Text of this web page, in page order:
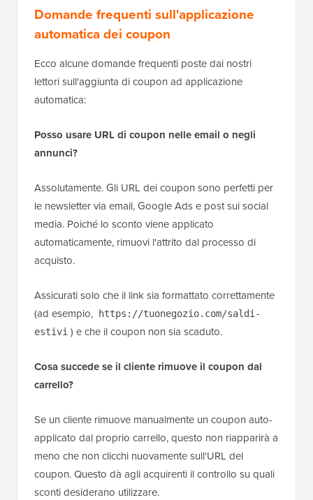
Domande frequenti sull'applicazione
automatica dei coupon
Ecco alcune domande frequenti poste dai nostri
lettori sull'aggiunta di coupon ad applicazione
automatica:
Posso usare URL di coupon nelle email o negli
annunci?
Assolutamente. Gli URL dei coupon sono perfetti per
le newsletter via email, Google Ads e post sui social
media. Poiché lo sconto viene applicato
automaticamente, rimuovi l'attrito dal processo di
acquisto.
Assicurati solo che il link sia formattato correttamente
(ad esempio,
https://tuonegozio.com/saldi-
estivi ) e che il coupon non sia scaduto.
Cosa succede se il cliente rimuove il coupon dal
carrello?
Se un cliente rimuove manualmente un coupon auto-
applicato dal proprio carrello, questo non riapparirà a
meno che non clicchi nuovamente sull'URL del
coupon. Questo dà agli acquirenti il controllo su quali
sconti desiderano utilizzare.